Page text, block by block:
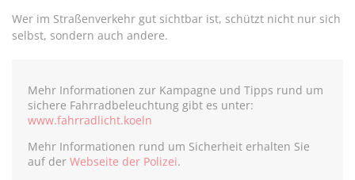
Wer im Straßenverkehr gut sichtbar ist, schützt nicht nur sich
selbst, sondern auch andere.
Mehr Informationen zur Kampagne und Tipps rund um
sichere Fahrradbeleuchtung gibt es unter:
www.fahrradlicht.koeln
Mehr Informationen rund um Sicherheit erhalten Sie
auf der Webseite der Polizei.